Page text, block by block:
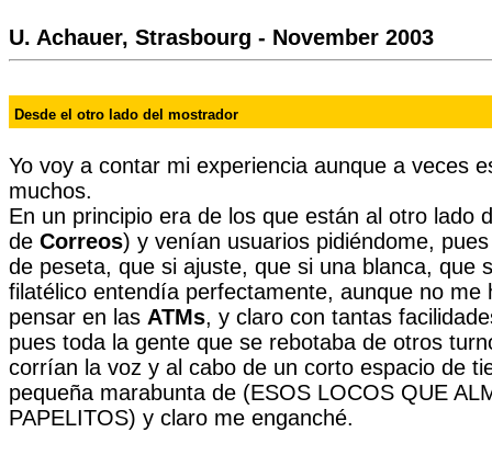
U. Achauer, Strasbourg - November 2003
Desde el otro lado del mostrador
Yo voy a contar mi experiencia aunque a veces
muchos.
En un principio era de los que están al otro lado
de Correos) y venían usuarios pidiéndome,
de peseta, que si ajuste, que si una blanca, que
filatélico entendía perfectamente, aunque no me
pensar en las ATMs, y claro con tantas
pues toda la gente que se rebotaba de otros
corrían la voz y al cabo de un corto espacio de
pequeña marabunta de (ESOS LOCOS QUE
PAPELITOS) y claro me enganché.